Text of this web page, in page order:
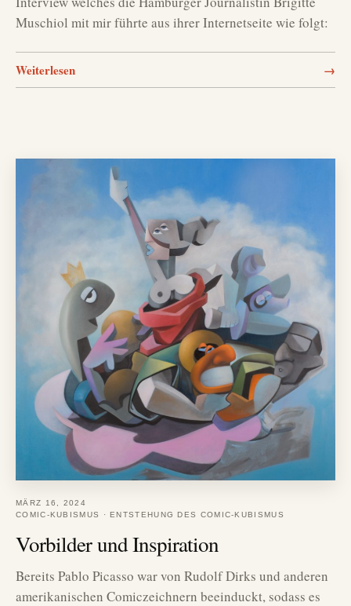
Muschiol mit mir führte aus ihrer Internetseite wie folgt:
Weiterlesen →
MÄRZ 16, 2024
COMIC-KUBISMUS
·ENTSTEHUNG DES COMIC-KUBISMUS
Vorbilder und Inspiration
Bereits Pablo Picasso war von Rudolf Dirks und anderen
amerikanischen Comiczeichnern beeinduckt, sodass es